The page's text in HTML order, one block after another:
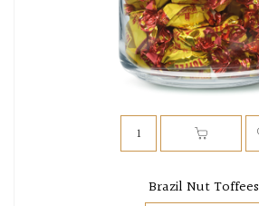
Brazil Nut Toffees